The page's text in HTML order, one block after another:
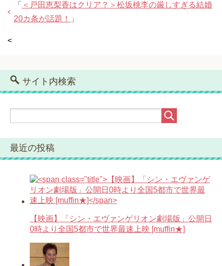
「 ＜戸田恵梨香はクリア？＞松坂桃李の厳しすぎる結婚
20カ条が話題！
」
<
サイト内検索
最近の投稿
【映画】「シン・エヴァンゲリオン劇場版」公開日
0時より全国5都市で世界最速上映 [muffin★]